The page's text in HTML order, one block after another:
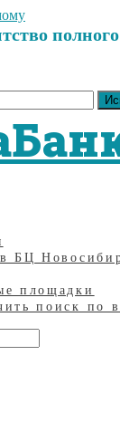
БЦ
площадки
поиск по